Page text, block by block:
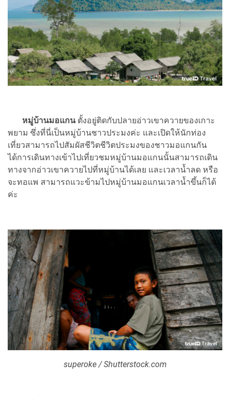
หมู่บ้านมอแกนตั้งอยู่ติดกับปลายอ่าวเขาควายของเกาะ
พยาม ซึ่งที่นี่เป็นหมู่บ้านชาวประมงค่ะ และเปิดให้นักท่อง
เที่ยวสามารถไปสัมผัสชีวิตชีวิตประมงของชาวมอแกนกัน
ได้การเดินทางเข้าไปเที่ยวชมหมู่บ้านมอแกนนั้นสามารถเดิน
ทางจากอ่าวเขาควายไปที่หมู่บ้านได้เลย และเวลาน้ำลด หรือ
จะทอแพ สามารถแวะข้ามไปหมู่บ้านมอแกนเวลาน้ำขึ้นก็ได้
ค่ะ
superoke / Shutterstock.com